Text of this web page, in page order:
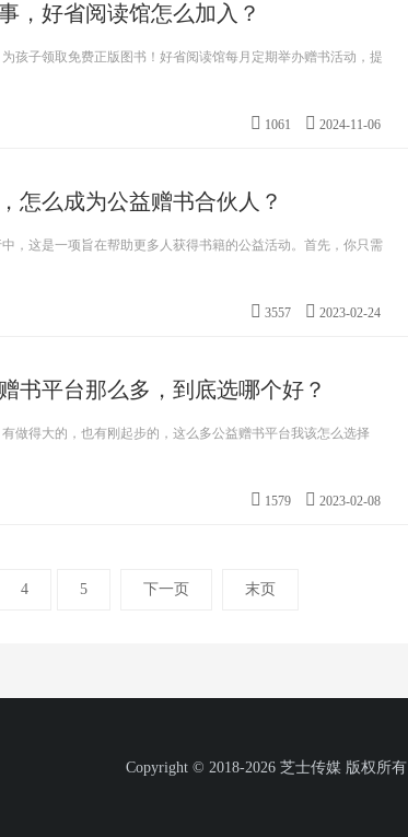
，好省阅读馆怎么加入？
孩子领取免费正版图书！好省阅读馆每月定期举办赠书活动，提
1061 2024-11-06
怎么成为公益赠书合伙人？
，这是一项旨在帮助更多人获得书籍的公益活动。首先，你只需
3557 2023-02-24
书平台那么多，到底选哪个好？
做得大的，也有刚起步的，这么多公益赠书平台我该怎么选择
1579 2023-02-08
4 5 下一页 末页
Copyright © 2018-2026 芝士传媒 版权所有